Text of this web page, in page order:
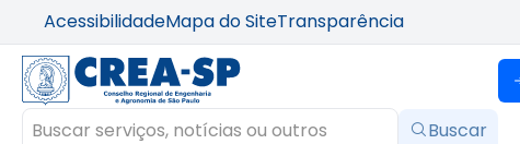
AcessibilidadeMapa do SiteTransparência
Buscar